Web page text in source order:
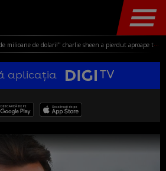
dolari!" charlie sheen a pierdut aproape toată averea și a ajuns să stea cu părinții săi
aplicația